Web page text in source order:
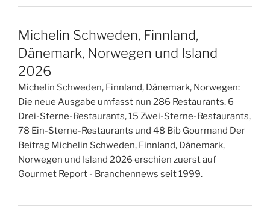
Michelin Schweden, Finnland,
Dänemark, Norwegen und Island
2026
Michelin Schweden, Finnland, Dänemark, Norwegen:
Die neue Ausgabe umfasst nun 286 Restaurants. 6
Drei-Sterne-Restaurants, 15 Zwei-Sterne-Restaurants,
78 Ein-Sterne-Restaurants und 48 Bib Gourmand Der
Beitrag Michelin Schweden, Finnland, Dänemark,
Norwegen und Island 2026 erschien zuerst auf
Gourmet Report - Branchennews seit 1999.